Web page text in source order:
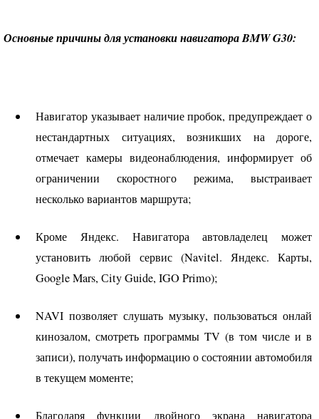
Основные причины для установки навигатораBMWG30:
Навигатор указывает наличие пробок, предупреждает о
нестандартных ситуациях, возникших на дороге,
отмечает камеры видеонаблюдения, информирует об
ограничении скоростного режима, выстраивает
несколько вариантов маршрута;
Кроме Яндекс. Навигатора автовладелец может
установить любой сервис (Navitel. Яндекс. Карты,
Google Mars, Сity Guide, IGO Primo);
NAVI позволяет слушать музыку, пользоваться онлай
кинозалом, смотреть программы TV (в том числе и в
записи), получать информацию о состоянии автомобиля
в текущем моменте;
Благодаря функции двойного экрана навигатора